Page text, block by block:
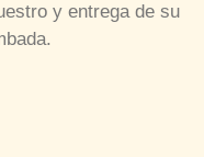
y entrega de su